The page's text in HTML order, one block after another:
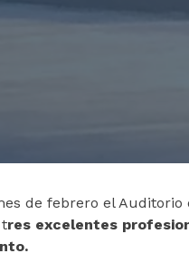
de febrero el Auditorio
tres excelentes
Rellena
para